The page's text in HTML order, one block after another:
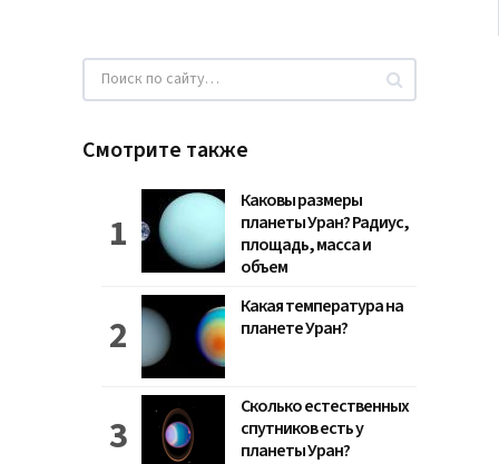
Смотрите также
Каковы размеры
планеты Уран? Радиус,
площадь, масса и
объем
Какая температура на
планете Уран?
Сколько естественных
спутников есть у
планеты Уран?